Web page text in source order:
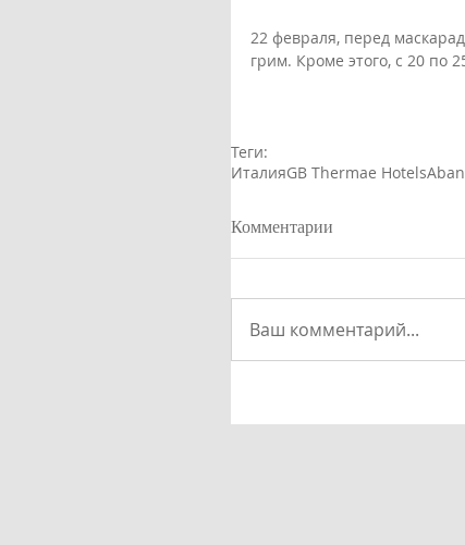
22 февраля, перед
грим. Кроме этого, с 20 по
Теги:
ИталияGB Thermae Hotels
Комментарии
Ваш комментарий...